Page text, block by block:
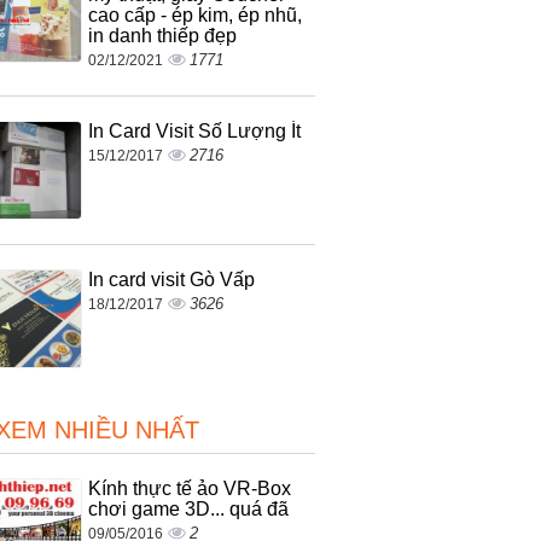
cao cấp - ép kim, ép nhũ,
in danh thiếp đẹp
02/12/2021 1771
In Card Visit Số Lượng Ít
15/12/2017 2716
In card visit Gò Vấp
18/12/2017 3626
NHIỀU NHẤT
Kính thực tế ảo VR-Box
chơi game 3D... quá đã
09/05/2016 2